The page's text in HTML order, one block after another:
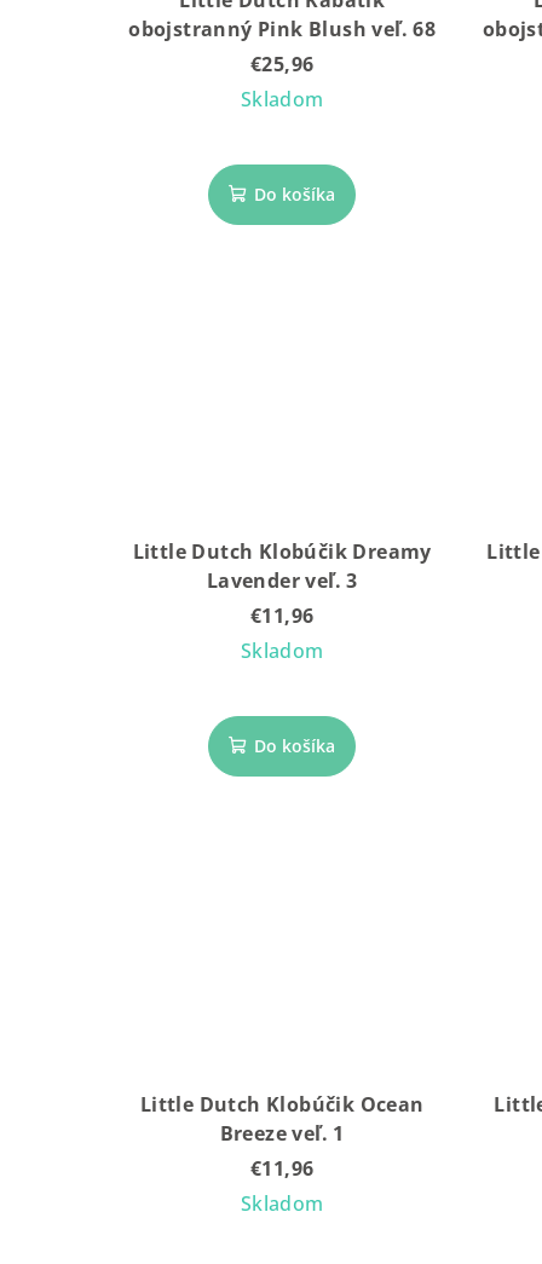
obojstranný Pink Blush veľ. 68
€25,96
Skladom
Do košíka
Little Dutch Klobúčik Dreamy
Lavender veľ. 3
€11,96
Skladom
Do košíka
Little
Little Dutch Klobúčik Ocean
Breeze veľ. 1
€11,96
Skladom